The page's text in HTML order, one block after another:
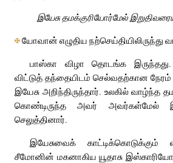
இயேசு தமக்குரியோர்மேல்
✠யோவான் எழுதிய நற்செய்தியிலிருந்து
பாஸ்கா விழா தொடங்க
விட்டுத் தந்தையிடம் செல்வதற்கான
இயேசு அறிந்திருந்தார். உலகில் வாழ்ந்த
கொண்டிருந்த அவர் அவர்கள்மேல்
செலுத்தினார்.
இயேசுவைக்
சீமோனின் மகனாகிய யூதாசு